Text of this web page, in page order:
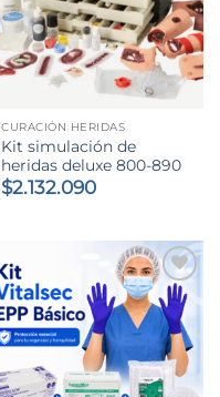
CURACIÓN HERIDAS
Kit simulación de
heridas deluxe 800-890
$2.132.090